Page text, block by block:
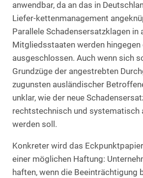
anwendbar, da an das in
Liefer-kettenmanagement
Parallele Schadensersatzklagen in
Mitgliedsstaaten werden
ausgeschlossen. Auch wenn sich
Grundzüge der angestrebten
zugunsten ausländischer
unklar, wie der neue
rechtstechnisch und systematisch
werden soll.
Konkreter wird das
einer möglichen Haftung:
haften, wenn die Beeinträchtigung